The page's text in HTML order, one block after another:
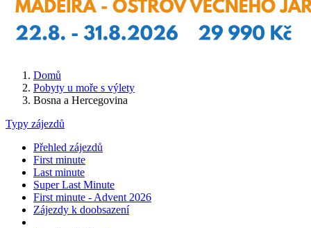
Domů
Pobyty u moře s výlety
Bosna a Hercegovina
Typy zájezdů
Přehled zájezdů
First minute
Last minute
Super Last Minute
First minute - Advent 2026
Zájezdy k doobsazení